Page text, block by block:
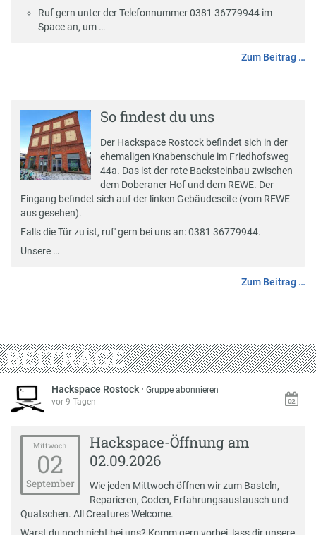
Ruf gern unter der Telefonnummer0381 36779944im
Space an, um …
Zum Beitrag …
So findest du uns
Der Hackspace Rostock befindet sich in der
ehemaligen Knabenschule im Friedhofsweg
44a. Das ist der rote Backsteinbau zwischen
dem Doberaner Hof und dem REWE. Der
Eingang befindet sich auf der linken Gebäudeseite (vom REWE
aus gesehen).
Falls die Tür zu ist, ruf' gern bei uns an:0381 36779944.
Unsere …
Zum Beitrag …
BEITRÄGE
Hackspace Rostock ·Gruppe abonnieren
vor 9 Tagen
Mittwoch
02
September
Hackspace-Öffnung am
02.09.2026
Wie jeden Mittwoch öffnen wir zum Basteln,
Reparieren, Coden, Erfahrungsaustausch und
Quatschen. All Creatures Welcome.